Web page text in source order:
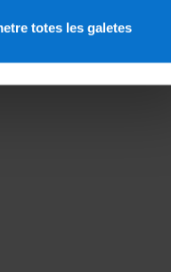
totes les galetes